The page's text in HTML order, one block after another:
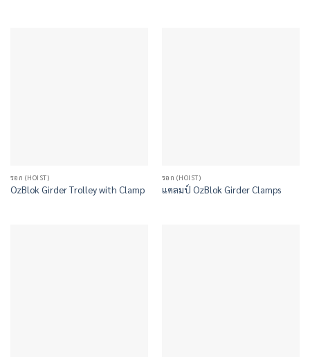
รอก (HOIST)
OzBlok Girder Trolley with Clamp
รอก (HOIST)
แคลมป์ OzBlok Girder Clamps